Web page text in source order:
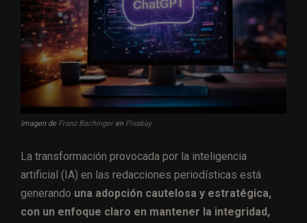
Imagen de Franz Bachingeren Pixabay
La transformación provocada por la inteligencia
artificial (IA) en las redacciones periodísticas está
generando una adopción cautelosa y estratégica,
con un enfoque claro en mantener la integridad,